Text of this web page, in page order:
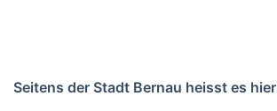
Seitens der Stadt Bernau heisst es